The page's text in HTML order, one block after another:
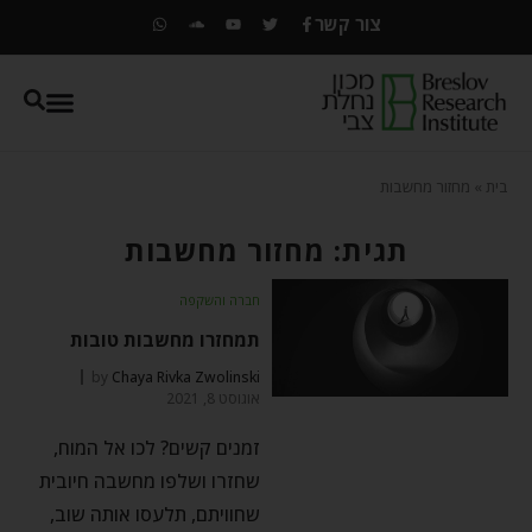
צור קשר
בית מחזור מחשבות
תגית: מחזור מחשבות
חברה והשקפה
תמחזרו מחשבות טובות
by Chaya Rivka Zwolinski
אוגוסט 8, 2021
זמנים קשים? לכו אל המוח,
שחזרו ושלפו מחשבה חיובית
שחוויתם, תלעסו אותה שוב,